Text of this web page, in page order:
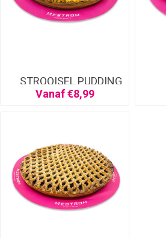
STROOISEL PUDDING
Vanaf €8,99